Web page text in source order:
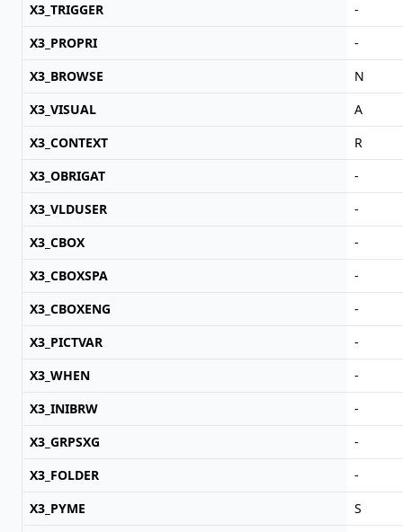
X3_TRIGGER
-
X3_PROPRI
-
X3_BROWSE
N
X3_VISUAL
A
X3_CONTEXT
R
X3_OBRIGAT
-
X3_VLDUSER
-
X3_CBOX
-
X3_CBOXSPA
-
X3_CBOXENG
-
X3_PICTVAR
-
X3_WHEN
-
X3_INIBRW
-
X3_GRPSXG
-
X3_FOLDER
-
X3_PYME
S